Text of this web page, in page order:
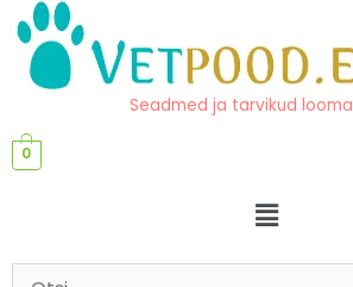
content
content
Seadmed ja tarvikud
0
Menu